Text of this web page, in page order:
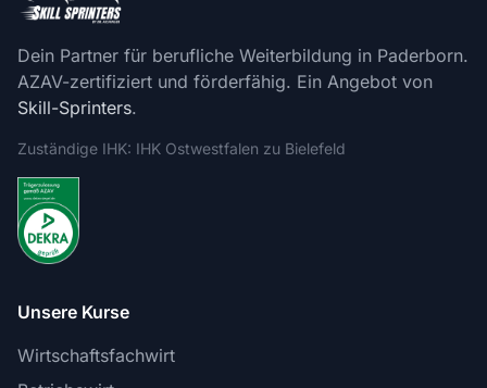
Dein Partner für berufliche Weiterbildung in Paderborn.
AZAV-zertifiziert und förderfähig. Ein Angebot von
Skill-Sprinters.
Zuständige IHK: IHK Ostwestfalen zu Bielefeld
Unsere Kurse
Wirtschaftsfachwirt